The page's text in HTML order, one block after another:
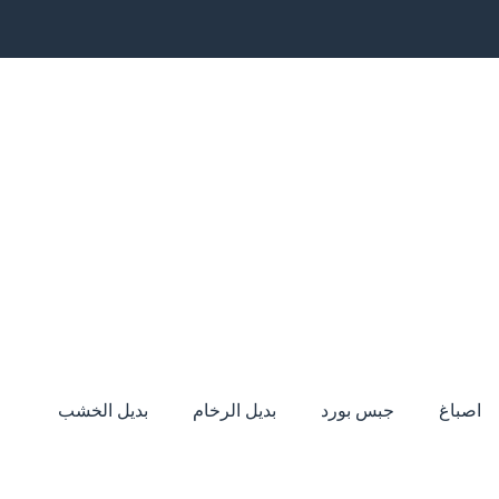
اصباغ جبس بورد بديل الرخام بديل الخشب